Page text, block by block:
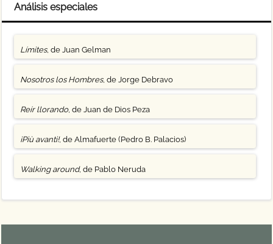
Análisis especiales
Límites, de Juan Gelman
Nosotros los Hombres, de Jorge Debravo
Reír llorando, de Juan de Dios Peza
¡Più avanti!, de Almafuerte (Pedro B. Palacios)
Walking around, de Pablo Neruda